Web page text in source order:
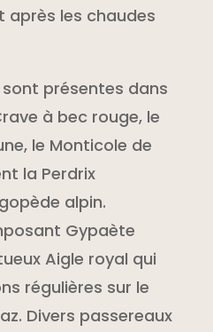
après les chaudes
présentes dans
à bec rouge, le
le Monticole de
la Perdrix
alpin.
Gypaète
Aigle royal qui
régulières sur le
Divers passereaux